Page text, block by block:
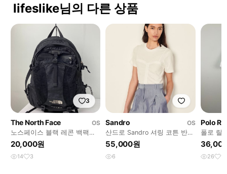
lifeslike님의 다른 상품
3
The North Face
OS
노스페이스 블랙 레콘 백팩
<110>
20,000원
14 3
Sandro
OS
산드로 Sandro 셔링 코튼 반팔
티 <22>
55,000원
6
Polo
폴로 랄
화이트
26 1